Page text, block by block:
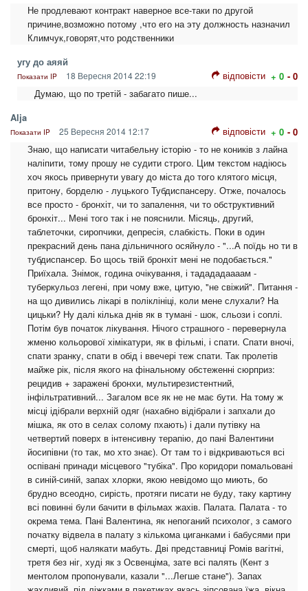
Не продлевают контракт наверное все-таки по другой
причине,возможно потому ,что его на эту должность назначил
Климчук,говорят,что родственники
угу до аяяй
Показати IP 18 Вересня 2014 22:19 відповісти + 0 - 0
Думаю, що по третій - забагато пише...
Alja
Показати IP 25 Вересня 2014 12:17 відповісти + 0 - 0
Знаю, що написати читабельну історію - то не коників з лайна
наліпити, тому прошу не судити строго. Цим текстом надіюсь
хоч якось привернути увагу до міста до того клятого місця,
притону, борделю - луцького Тубдиспансеру. Отже, почалось
все просто - бронхіт, чи то запалення, чи то обструктивний
бронхіт... Мені того так і не пояснили. Місяць, другий,
таблеточки, сиропчики, депресія, слабкість. Поки в один
прекрасний день пана дільничного осяйнуло - "...А поїдь но ти в
тубдиспансер. Бо щось твій бронхіт мені не подобається."
Приїхала. Знімок, година очікування, і тадададаааам -
туберкульоз легені, при чому вже, цитую, "не свіжий". Питання -
на що дивились лікарі в поліклініці, коли мене слухали? На
цицьки? Ну далі кілька днів як в тумані - шок, сльози і соплі.
Потім був початок лікування. Нічого страшного - перевернула
жменю кольорової хімікатури, як в фільмі, і спати. Спати вночі,
спати зранку, спати в обід і ввечері теж спати. Так пролетів
майже рік, після якого на фінальному обстеженні сюрприз:
рецидив + заражені бронхи, мультирезистентний,
інфільтративний... Загалом все як не не має бути. На тому ж
місці ідібрали верхній одяг (нахабно відібрали і запхали до
мішка, як ото в селах солому пхають) і дали путівку на
четвертий поверх в інтенсивну терапію, до пані Валентини
йосипівни (то так, мо хто знає). От там то і відкриваються всі
оспівані принади місцевого "тубіка". Про коридори помальовані
в синій-синій, запах хлорки, якою невідомо що миють, бо
брудно всеодно, сирість, протяги писати не буду, таку картину
всі повинні були бачити в фільмах жахів. Палата. Палата - то
окрема тема. Пані Валентина, як непоганий психолог, з самого
початку відвела в палату з кількома циганками і бабусями при
смерті, щоб налякати мабуть. Дві представниці Ромів вагітні,
третя без ніг, худі як з Освенціма, зате всі палять (Кент з
ментолом пропонували, казали "...Легше стане"). Запах